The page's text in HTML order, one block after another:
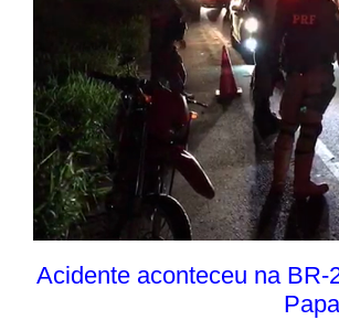
Acidente aconteceu na